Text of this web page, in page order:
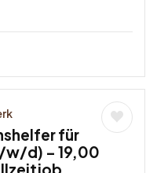
für
w/d) – 19,00